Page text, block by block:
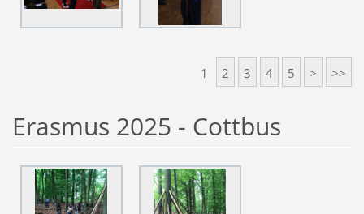
1 2 3 4 5 > >>
Erasmus 2025 - Cottbus